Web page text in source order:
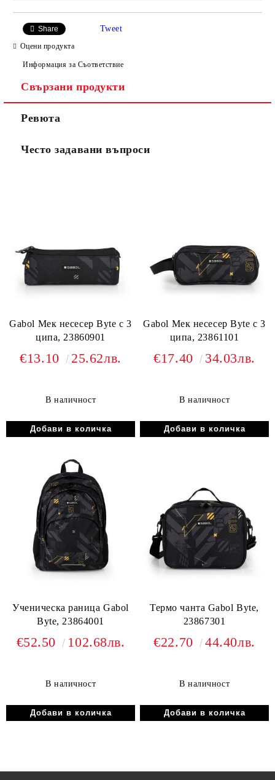
Share Tweet
Оцени продукта
Информация за Съответствие
Свързани продукти
Ревюта
Често задавани въпроси
Gabol Мек несесер Byte с 3
ципа, 23860901
€13.10 25.62лв.
В наличност
Gabol Мек несесер Byte с 3
ципа, 23861101
€17.40 34.03лв.
В наличност
Ученическа раница Gabol
Byte, 23864001
€52.50 102.68лв.
В наличност
Термо чанта Gabol Byte,
23867301
€22.70 44.40лв.
В наличност